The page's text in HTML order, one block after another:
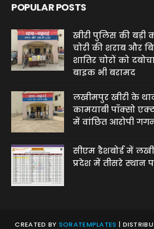
POPULAR POSTS
खीरी पुलिस की बड़ी
चोरी की शराब और
शातिर चोरों को
बाइक भी बरामद
लखीमपुर खीरी के
कामयाबी पॉक्सो
में वांछित आरोपी
सीएम डैशबोर्ड में
प्रदेश में तीसरे स्थान
CREATED BY SORATEMPLATES |